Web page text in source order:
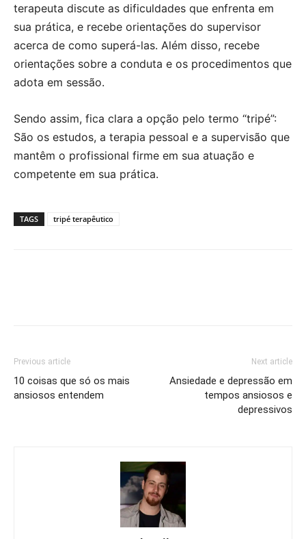
terapeuta discute as dificuldades que enfrenta em
sua prática, e recebe orientações do supervisor
acerca de como superá-las. Além disso, recebe
orientações sobre a conduta e os procedimentos que
adota em sessão.
Sendo assim, fica clara a opção pelo termo “tripé”:
São os estudos, a terapia pessoal e a supervisão que
mantêm o profissional firme em sua atuação e
competente em sua prática.
TAGS tripé terapêutico
Previous article
10 coisas que só os mais
ansiosos entendem
Next article
Ansiedade e depressão em
tempos ansiosos e
depressivos